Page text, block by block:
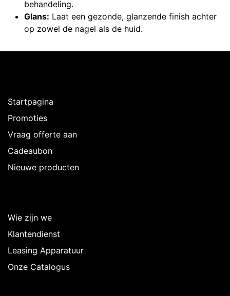
behandeling.
Glans: Laat een gezonde, glanzende finish achter
op zowel de nagel als de huid.
Startpagina
Promoties
Vraag offerte aan
Cadeaubon
Nieuwe producten
Wie zijn we
Klantendienst
Leasing Apparatuur
Onze Catalogus